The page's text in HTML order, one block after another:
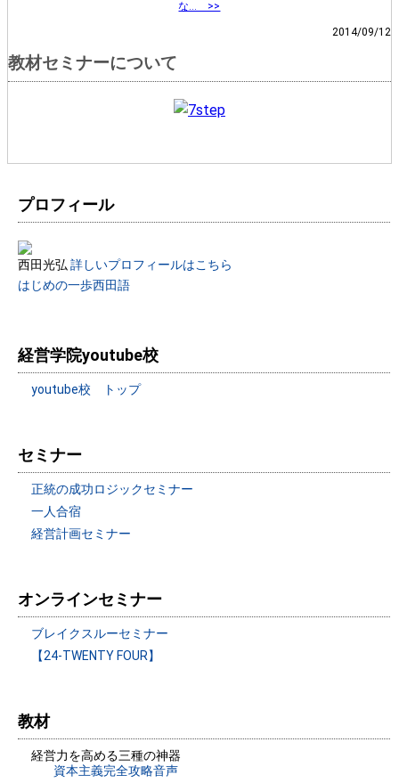
な… >>
2014/09/12
教材セミナーについて
プロフィール
西田光弘 詳しいプロフィールはこちら
はじめの一歩西田語
経営学院youtube校
youtube校 トップ
セミナー
正統の成功ロジックセミナー
一人合宿
経営計画セミナー
オンラインセミナー
ブレイクスルーセミナー
【24-TWENTY FOUR】
教材
経営力を高める三種の神器
資本主義完全攻略音声